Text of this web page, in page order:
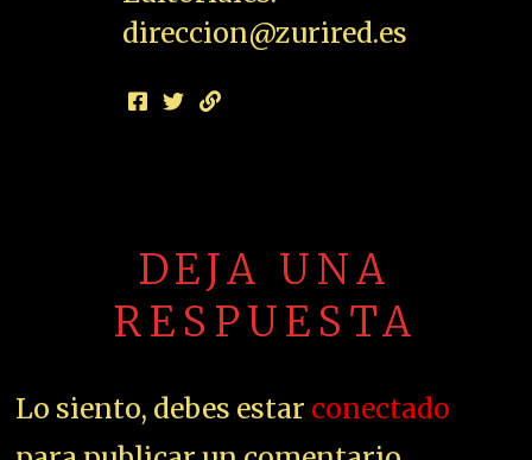
direccion@zurired.es
DEJA UNA
RESPUESTA
Lo siento, debes estar conectado